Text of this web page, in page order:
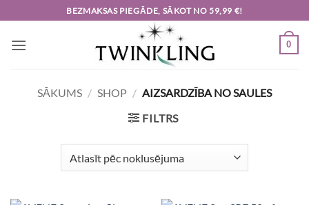
to
content
BEZMAKSAS PIEGĀDE, SĀKOT NO 59,99 €!
0
SĀKUMS / SHOP / AIZSARDZĪBA NO SAULES
FILTRS